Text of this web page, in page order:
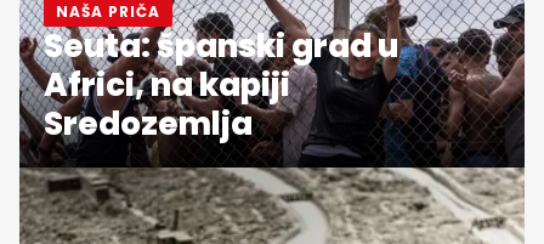
NAŠA PRIČA
Seuta: španski grad u
Africi, na kapiji
Sredozemlja